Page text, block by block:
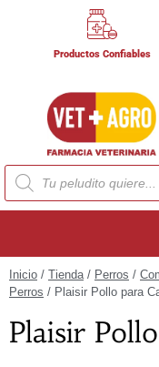
Productos Confiables
Inicio / Tienda/ Perros /
Perros / Plaisir Pollo para
Plaisir